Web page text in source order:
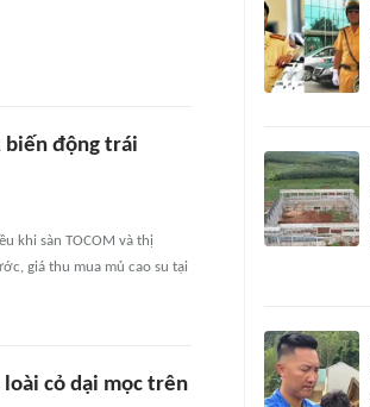
biến động trái
khi sàn TOCOM và thị
giá thu mua mủ cao su tại
cỏ dại mọc trên